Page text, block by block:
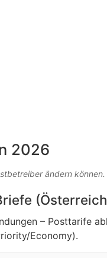
2026
ändern können.
– Posttarife
Economy).